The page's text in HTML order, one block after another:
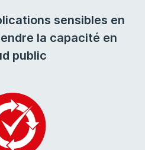
sensibles en
la capacité en
public